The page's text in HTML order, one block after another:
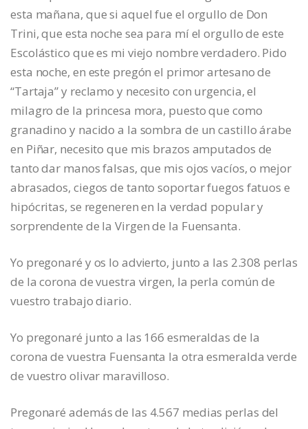
esta mañana, que si aquel fue el orgullo de Don
Trini, que esta noche sea para mí el orgullo de este
Escolástico que es mi viejo nombre verdadero. Pido
esta noche, en este pregón el primor artesano de
“Tartaja” y reclamo y necesito con urgencia, el
milagro de la princesa mora, puesto que como
granadino y nacido a la sombra de un castillo árabe
en Piñar, necesito que mis brazos amputados de
tanto dar manos falsas, que mis ojos vacíos, o mejor
abrasados, ciegos de tanto soportar fuegos fatuos e
hipócritas, se regeneren en la verdad popular y
sorprendente de la Virgen de la Fuensanta.
Yo pregonaré y os lo advierto, junto a las 2.308 perlas
de la corona de vuestra virgen, la perla común de
vuestro trabajo diario.
Yo pregonaré junto a las 166 esmeraldas de la
corona de vuestra Fuensanta la otra esmeralda verde
de vuestro olivar maravilloso.
Pregonaré además de las 4.567 medias perlas del